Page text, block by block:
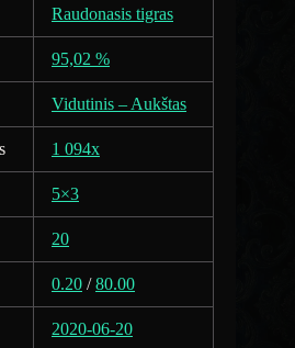
Raudonasis tigras
95,02 %
Vidutinis – Aukštas
1 094x
5×3
20
0.20 /80.00
2020-06-20